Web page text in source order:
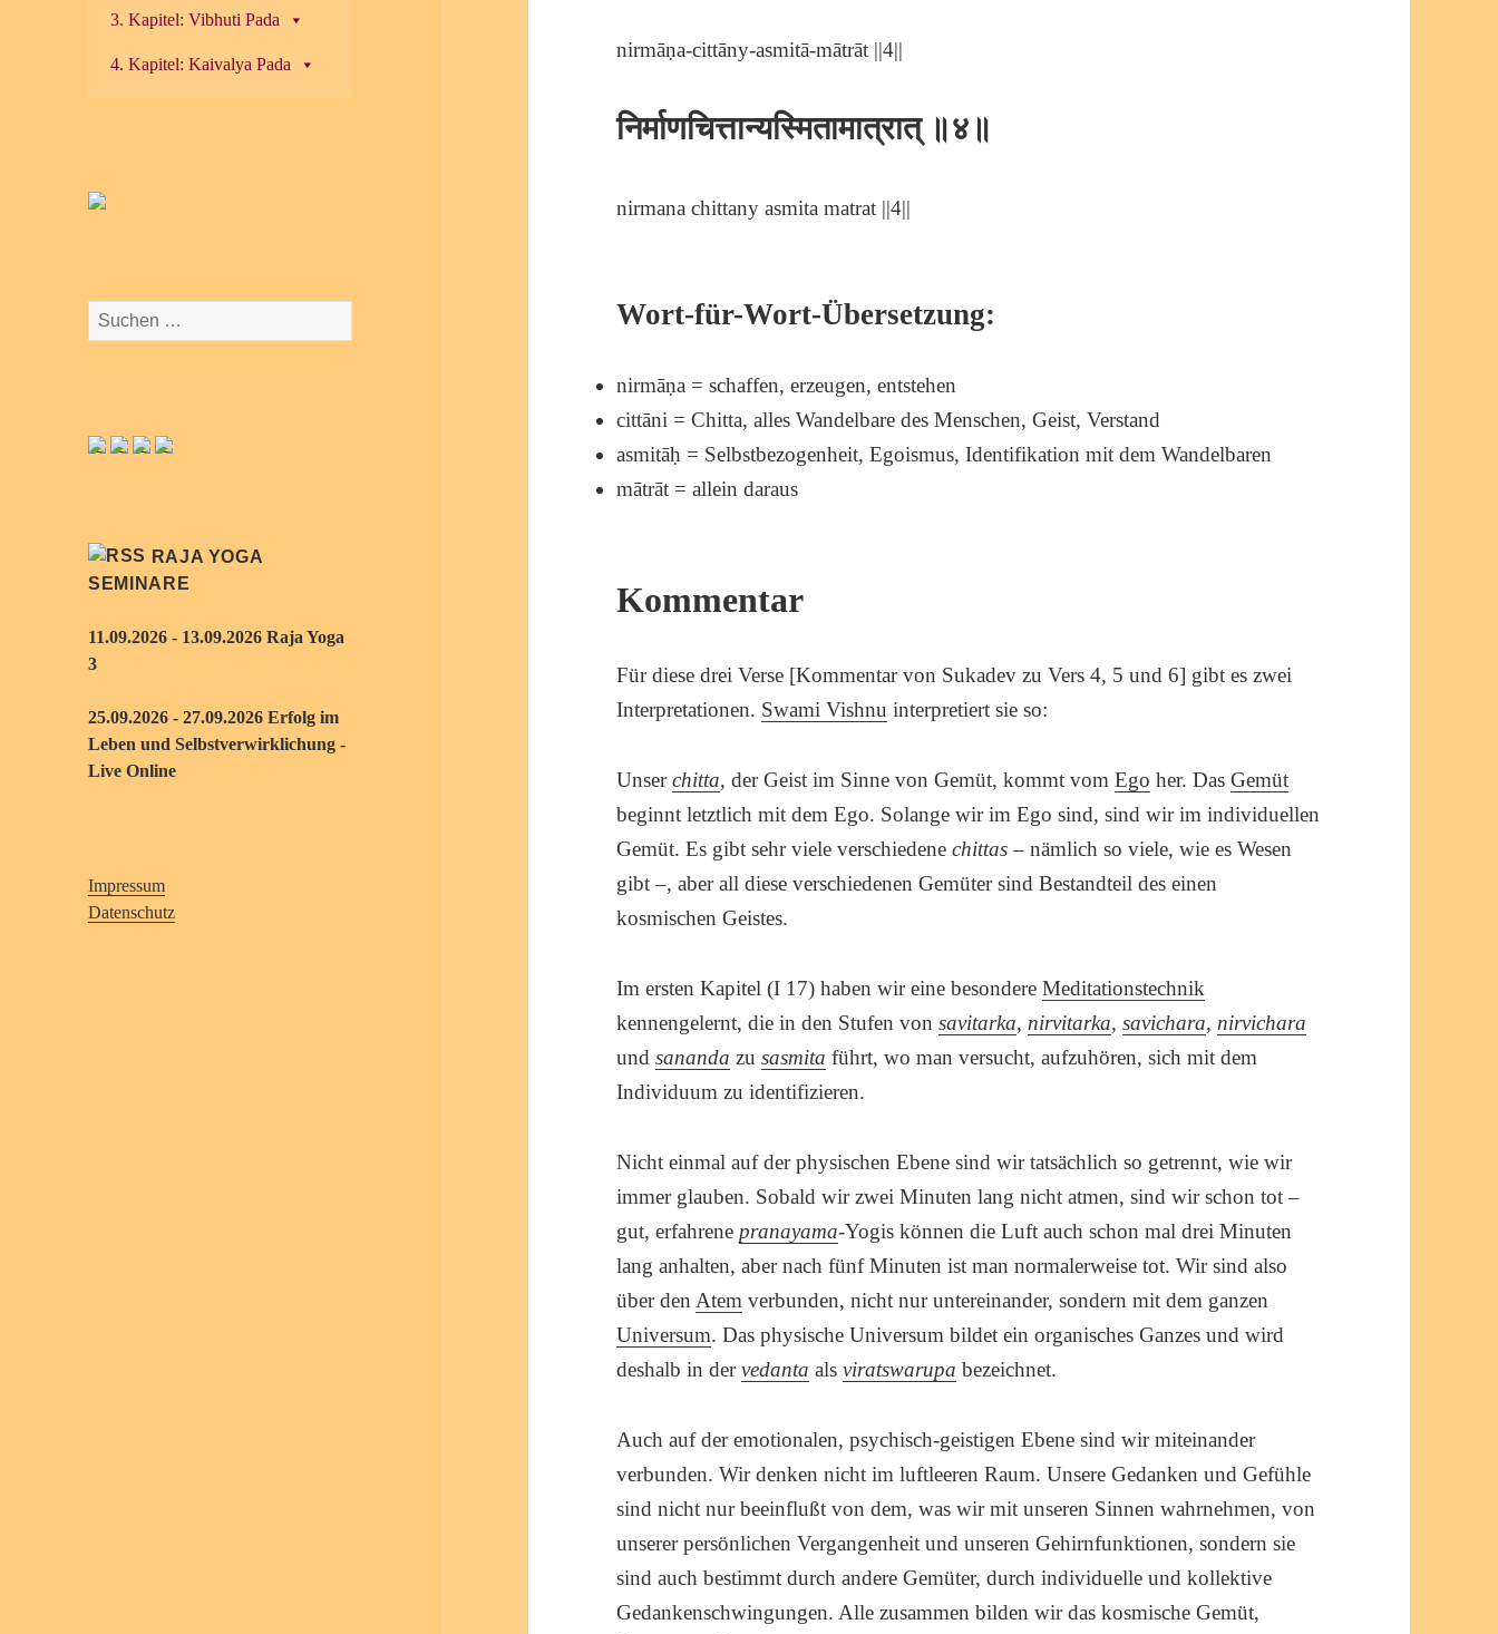
3. Kapitel: Vibhuti Pada
4. Kapitel: Kaivalya Pada
Suchen
nach:
RAJA YOGA
SEMINARE
11.09.2026 - 13.09.2026 Raja Yoga
3
25.09.2026 - 27.09.2026 Erfolg im
Leben und Selbstverwirklichung -
Live Online
Impressum
Datenschutz
nirmāṇa-cittāny-asmitā-mātrāt ||4||
निर्माणचित्तान्यस्मितामात्रात् ॥४॥
nirmana chittany asmita matrat ||4||
Wort-für-Wort-Übersetzung:
nirmāṇa = schaffen, erzeugen, entstehen
cittāni = Chitta, alles Wandelbare des Menschen, Geist, Verstand
asmitāḥ = Selbstbezogenheit, Egoismus, Identifikation mit dem Wandelbaren
mātrāt = allein daraus
Kommentar
Für diese drei Verse [Kommentar von Sukadev zu Vers 4, 5 und 6] gibt es zwei
Interpretationen. Swami Vishnu interpretiert sie so:
Unserchitta, der Geist im Sinne von Gemüt, kommt vomEgo her. DasGemüt
beginnt letztlich mit dem Ego. Solange wir im Ego sind, sind wir im individuellen
Gemüt. Es gibt sehr viele verschiedenechittas– nämlich so viele, wie es Wesen
gibt –, aber all diese verschiedenen Gemüter sind Bestandteil des einen
kosmischen Geistes.
Im ersten Kapitel (I 17) haben wir eine besondereMeditationstechnik
kennengelernt, die in den Stufen vonsavitarka, nirvitarka,savichara, nirvichara
undsananda zusasmita führt, wo man versucht, aufzuhören, sich mit dem
Individuum zu identifizieren.
Nicht einmal auf der physischen Ebene sind wir tatsächlich so getrennt, wie wir
immer glauben. Sobald wir zwei Minuten lang nicht atmen, sind wir schon tot –
gut, erfahrene pranayama-Yogis können die Luft auch schon mal drei Minuten
lang anhalten, aber nach fünf Minuten ist man normalerweise tot. Wir sind also
über den Atem verbunden, nicht nur untereinander, sondern mit dem ganzen
Universum. Das physische Universum bildet ein organisches Ganzes und wird
deshalb in dervedanta alsviratswarupa bezeichnet.
Auch auf der emotionalen, psychisch-geistigen Ebene sind wir miteinander
verbunden. Wir denken nicht im luftleeren Raum. Unsere Gedanken und Gefühle
sind nicht nur beeinflußt von dem, was wir mit unseren Sinnen wahrnehmen, von
unserer persönlichen Vergangenheit und unseren Gehirnfunktionen, sondern sie
sind auch bestimmt durch andere Gemüter, durch individuelle und kollektive
Gedankenschwingungen. Alle zusammen bilden wir das kosmische Gemüt,